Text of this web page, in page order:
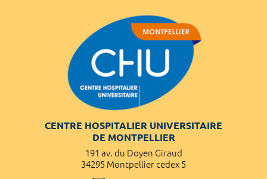
CENTRE HOSPITALIER UNIVERSITAIRE
DE MONTPELLIER
191 av. du Doyen Giraud
34295 Montpellier cedex 5